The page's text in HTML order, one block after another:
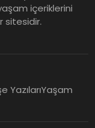
içeriklerini
sitesidir.
YazılarıYaşam